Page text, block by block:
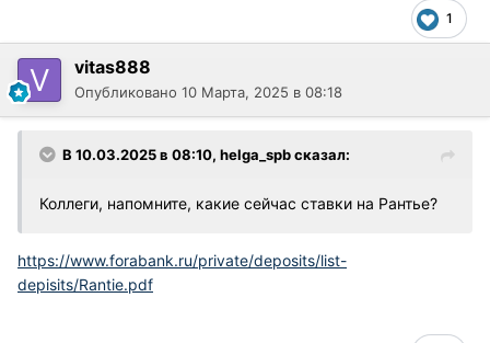
1
vitas888
Опубликовано 10 Марта, 2025 в 08:18
В 10.03.2025 в 08:10, helga_spbсказал:
Коллеги, напомните, какие сейчас ставки на Рантье?
https://www.forabank.ru/private/deposits/list-
depisits/Rantie.pdf